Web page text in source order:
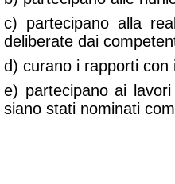
c) partecipano alla
deliberate dai
d) curano i rapporti con
e) partecipano ai
siano stati nominati